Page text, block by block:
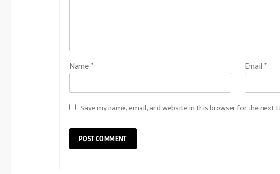
Name* Email *
Save my name, email, and website in this browser for the next